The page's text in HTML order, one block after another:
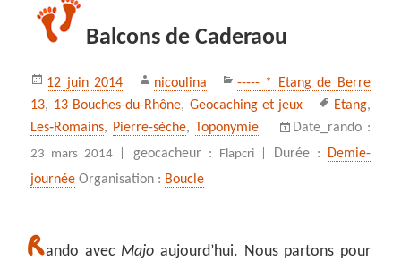
Balcons de Caderaou
Publié
le
12 juin 2014 Auteur
nicoulina Catégories
----- * Etang de Berre
13, 13 Bouches-du-Rhône, Geocaching et jeux
Mots-
clés
Etang,
Les‑Romains, Pierre-sèche, Toponymie Date_rando :
23 mars 2014 | geocacheur : Flapcri | Durée :
Demie-
journée Organisation : Boucle
Rando avec Majo aujourd’hui. Nous partons pour